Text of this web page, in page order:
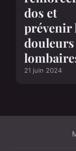
dos et
prévenir
douleurs
21 juin 2024